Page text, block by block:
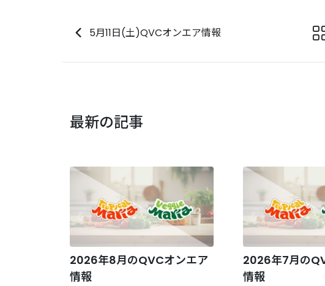
5月11日(土)QVCオンエア情報
最新の記事
2026年8月のQVCオンエア
情報
2026年7月の
情報